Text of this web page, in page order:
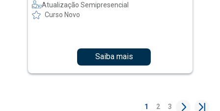
Atualização Semipresencial
Curso Novo
Saiba mais
1 2 3